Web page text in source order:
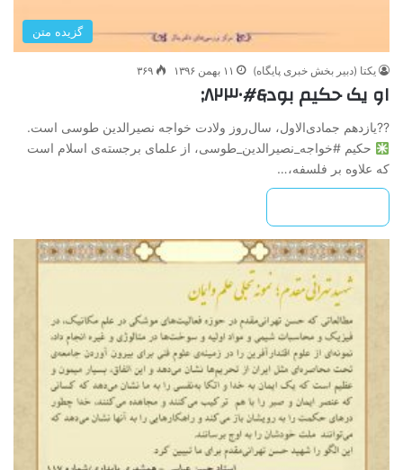
گزیده متن
یکتا (دبیر بخش خبری پایگاه) ۱۱ بهمن ۱۳۹۶ ۳۶۹
او یک حکیم بود&#۸۲۳۰;
??یازدهم جمادی‌الاول، سال‌روز ولادت خواجه نصیرالدین طوسی است.
حکیم #خواجه_نصیرالدین_طوسی، از علمای برجسته‌ی اسلام است
که علاوه بر فلسفه،…